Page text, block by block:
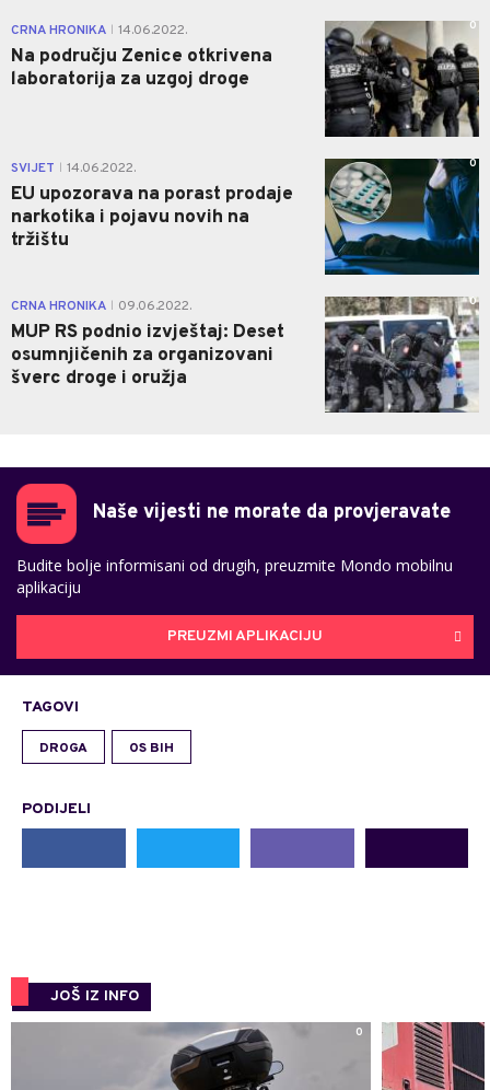
CRNA HRONIKA 14.06.2022.
Na području Zenice otkrivena
laboratorija za uzgoj droge
0
SVIJET 14.06.2022.
EU upozorava na porast prodaje
narkotika i pojavu novih na
tržištu
0
CRNA HRONIKA 09.06.2022.
MUP RS podnio izvještaj: Deset
osumnjičenih za organizovani
šverc droge i oružja
0
Naše vijesti ne morate da provjeravate
Budite bolje informisani od drugih, preuzmite Mondo mobilnu
aplikaciju
PREUZMI APLIKACIJU
TAGOVI
DROGA OS BIH
PODIJELI
JOŠ IZ INFO
0